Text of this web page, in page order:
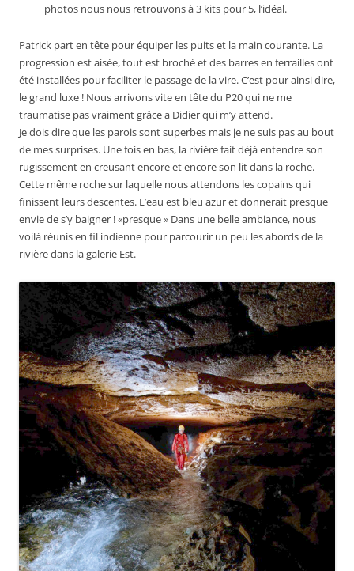
photos nous nous retrouvons à 3 kits pour 5, l’idéal.
Patrick part en tête pour équiper les puits et la main courante. La
progression est aisée, tout est broché et des barres en ferrailles ont
été installées pour faciliter le passage de la vire. C’est pour ainsi dire,
le grand luxe ! Nous arrivons vite en tête du P20 qui ne me
traumatise pas vraiment grâce a Didier qui m’y attend.
Je dois dire que les parois sont superbes mais je ne suis pas au bout
de mes surprises. Une fois en bas, la rivière fait déjà entendre son
rugissement en creusant encore et encore son lit dans la roche.
Cette même roche sur laquelle nous attendons les copains qui
finissent leurs descentes. L’eau est bleu azur et donnerait presque
envie de s’y baigner ! «presque » Dans une belle ambiance, nous
voilà réunis en fil indienne pour parcourir un peu les abords de la
rivière dans la galerie Est.